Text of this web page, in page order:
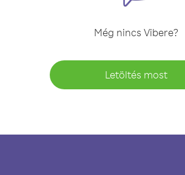
Még nincs Vibere?
Letöltés most